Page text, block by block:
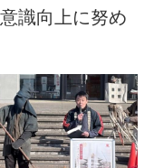
識向上に努め